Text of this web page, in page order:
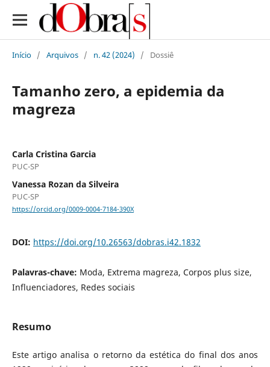
Início / Arquivos / n. 42 (2024) / Dossiê
Tamanho zero, a epidemia da
magreza
Carla Cristina Garcia
PUC-SP
Vanessa Rozan da Silveira
PUC-SP
https://orcid.org/0009-0004-7184-390X
DOI: https://doi.org/10.26563/dobras.i42.1832
Palavras-chave: Moda, Extrema magreza, Corpos plus size,
Influenciadores, Redes sociais
Resumo
Este artigo analisa o retorno da estética do final dos anos